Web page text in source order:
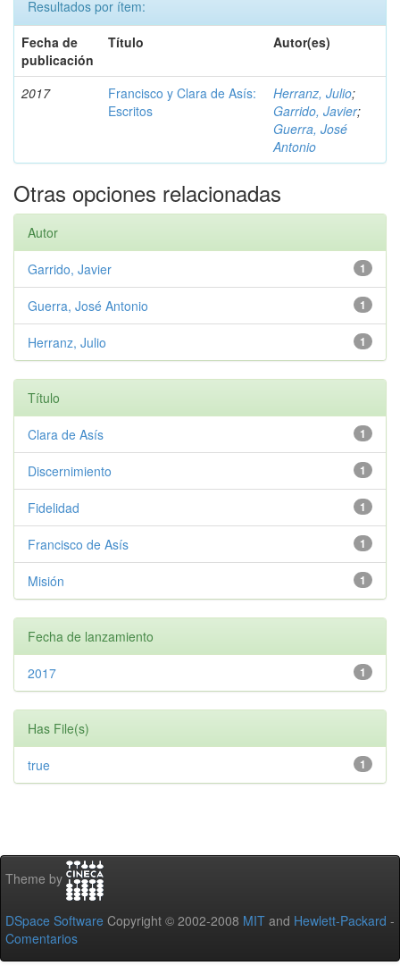
Resultados por ítem:
Fecha de
publicación
Título Autor(es)
2017
Francisco y Clara de Asís:
Escritos
Herranz, Julio;
Garrido, Javier;
Guerra, José
Antonio
Otras opciones relacionadas
Autor
1
Garrido, Javier
1
Guerra, José Antonio
1
Herranz, Julio
Título
1
Clara de Asís
1
Discernimiento
1
Fidelidad
1
Francisco de Asís
1
Misión
Fecha de lanzamiento
1
2017
Has File(s)
1
true
Theme by
DSpace Software Copyright © 2002-2008 MIT and Hewlett-Packard -
Comentarios